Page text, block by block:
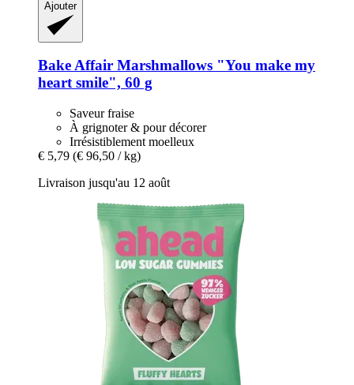
Ajouter
Bake Affair Marshmallows "You make my
heart smile", 60 g
Saveur fraise
À grignoter & pour décorer
Irrésistiblement moelleux
€ 5,79 (€ 96,50 / kg)
Livraison jusqu'au 12 août